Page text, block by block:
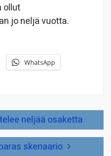
ollut
jo neljä vuotta.
WhatsApp
neljää osaketta
skenaario